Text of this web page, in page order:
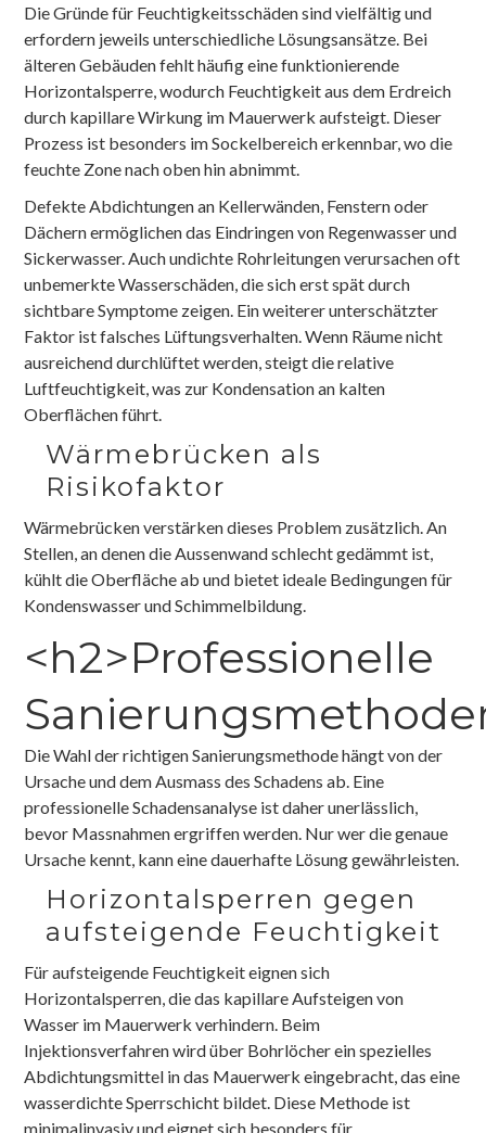
Die Gründe für Feuchtigkeitsschäden sind vielfältig und
erfordern jeweils unterschiedliche Lösungsansätze. Bei
älteren Gebäuden fehlt häufig eine funktionierende
Horizontalsperre, wodurch Feuchtigkeit aus dem Erdreich
durch kapillare Wirkung im Mauerwerk aufsteigt. Dieser
Prozess ist besonders im Sockelbereich erkennbar, wo die
feuchte Zone nach oben hin abnimmt.
Defekte Abdichtungen an Kellerwänden, Fenstern oder
Dächern ermöglichen das Eindringen von Regenwasser und
Sickerwasser. Auch undichte Rohrleitungen verursachen oft
unbemerkte Wasserschäden, die sich erst spät durch
sichtbare Symptome zeigen. Ein weiterer unterschätzter
Faktor ist falsches Lüftungsverhalten. Wenn Räume nicht
ausreichend durchlüftet werden, steigt die relative
Luftfeuchtigkeit, was zur Kondensation an kalten
Oberflächen führt.
Wärmebrücken als
Risikofaktor
Wärmebrücken verstärken dieses Problem zusätzlich. An
Stellen, an denen die Aussenwand schlecht gedämmt ist,
kühlt die Oberfläche ab und bietet ideale Bedingungen für
Kondenswasser und Schimmelbildung.
<h2>Professionelle
Die Wahl der richtigen Sanierungsmethode hängt von der
Ursache und dem Ausmass des Schadens ab. Eine
professionelle Schadensanalyse ist daher unerlässlich,
bevor Massnahmen ergriffen werden. Nur wer die genaue
Ursache kennt, kann eine dauerhafte Lösung gewährleisten.
Horizontalsperren gegen
aufsteigende Feuchtigkeit
Für aufsteigende Feuchtigkeit eignen sich
Horizontalsperren, die das kapillare Aufsteigen von
Wasser im Mauerwerk verhindern. Beim
Injektionsverfahren wird über Bohrlöcher ein spezielles
Abdichtungsmittel in das Mauerwerk eingebracht, das eine
wasserdichte Sperrschicht bildet. Diese Methode ist
minimalinvasiv und eignet sich besonders für